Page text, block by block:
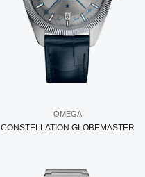
OMEGA
CONSTELLATION GLOBEMASTER